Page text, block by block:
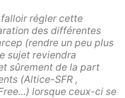
régler cette
des différentes
(rendre un peu plus
sujet reviendra
sûrement de la part
(Altice-SFR ,
lorsque ceux-ci se